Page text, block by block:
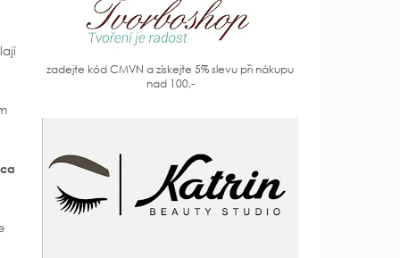
zadejte kód CMVN a získejte 5% slevu při nákupu
nad 100,-